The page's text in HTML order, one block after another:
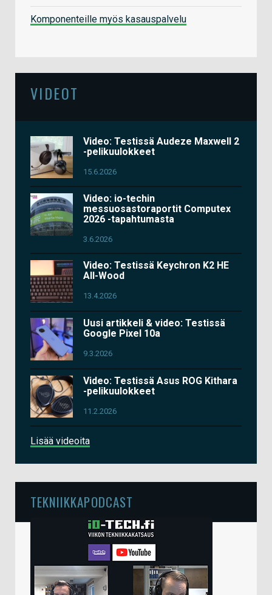
Komponenteille myös kasauspalvelu
VIDEOT
Video: Testissä Audeze Maxwell 2
-pelikuulokkeet
15.6.2026
Video: io-techin
messuosastoraportit Computex
2026 -tapahtumasta
3.6.2026
Video: Testissä Keychron K2 HE
All-Wood
13.4.2026
Uusi artikkeli & video: Testissä
Google Pixel 10a
9.3.2026
Video: Testissä Asus ROG Kithara
-pelikuulokkeet
11.2.2026
Lisää videoita
TEKNIIKKAPODCAST